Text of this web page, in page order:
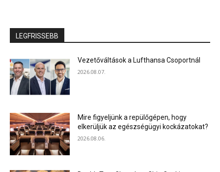
LEGFRISSEBB
Vezetőváltások a Lufthansa Csoportnál
2026.08.07.
Mire figyeljünk a repülőgépen, hogy
elkerüljük az egészségügyi kockázatokat?
2026.08.06.